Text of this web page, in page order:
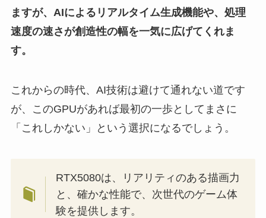
ますが、AIによるリアルタイム生成機能や、処理
速度の速さが創造性の幅を一気に広げてくれま
す。
これからの時代、AI技術は避けて通れない道です
が、このGPUがあれば最初の一歩としてまさに
「これしかない」という選択になるでしょう。
RTX5080は、リアリティのある描画力
と、確かな性能で、次世代のゲーム体
験を提供します。